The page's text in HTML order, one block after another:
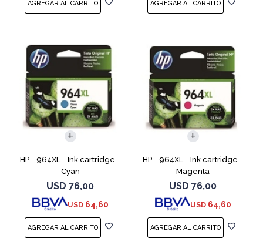
HP - 964XL - Ink cartridge -
Cyan
USD 76,00
USD 64,60
HP - 964XL - Ink cartridge -
Magenta
USD 76,00
USD 64,60